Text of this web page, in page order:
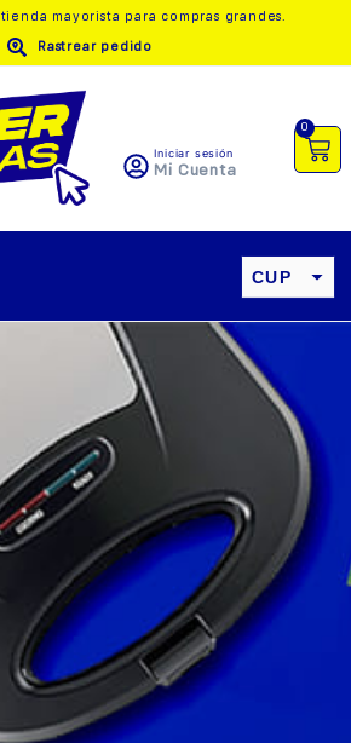
tienda mayorista para compras grandes.
Rastrear pedido
Iniciar sesión
Mi Cuenta
0
CUP
USD